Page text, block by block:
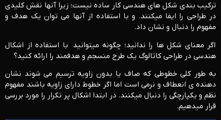
ترکیب بندی شکل های هندسی کار ساده نیست؛ زیرا آنها نقش کلیدی
در طراحی را ایفا می­کنند. و با استفاده از آنها می توان یک هدف و
مفهوم را دنبال و نشان داد.
اگر معنای شکل ها را ندانید؛ چگونه میتوانید با استفاده از اشکال
هندسی در طراحی کاتالوگ یک طرح منسجم و هدفمند را ارائه کنید؟
به طور کلی خطوطی که صاف یا بدون زاویه ترسیم می شوند نشان
دهنده ی انعطاف و نرمی است اما اگر خطوط دارای زاویه باشند مفهوم
نظم و یکپارچگی را دنبال میکنند. در ابتدا اشکال پر تکرار را مورد بررسی
قرار میدهیم.